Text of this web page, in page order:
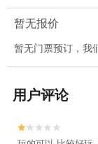
暂无报价
暂无门票预订，我
用户评论

